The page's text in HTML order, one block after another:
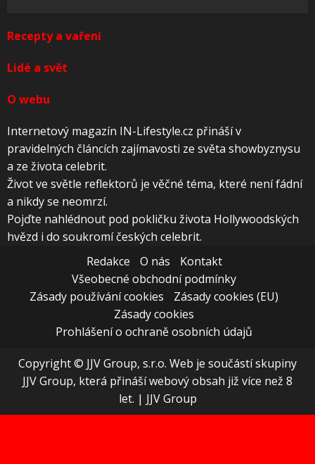
Recepty a vaření
Lidé a svět
O webu
Internetový magazín IN-Lifestyle.cz přináší v
pravidelných článcích zajímavosti ze světa showbyznysu
a ze života celebrit.
Život ve světle reflektorů je věčné téma, které není fádní
a nikdy se neomrzí.
Pojďte nahlédnout pod pokličku života Hollywoodských
hvězd i do soukromí českých celebrit.
Redakce
O nás
Kontakt
Všeobecné obchodní podmínky
Zásady používání cookies
Zásady cookies (EU)
Zásady cookies
Prohlášení o ochraně osobních údajů
Copyright © JJV Group, s.r.o. Web je součástí skupiny
JJV Group, která přináší webový obsah již více než 8
let. | JJV Group